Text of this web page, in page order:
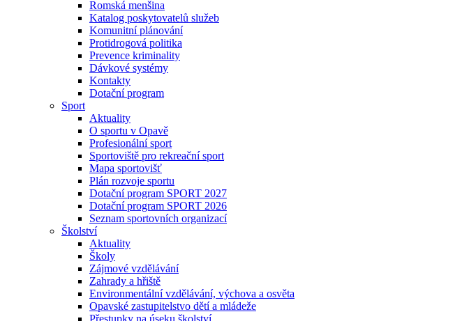
Romská menšina
Katalog poskytovatelů služeb
Komunitní plánování
Protidrogová politika
Prevence kriminality
Dávkové systémy
Kontakty
Dotační program
Sport
Aktuality
O sportu v Opavě
Profesionální sport
Sportoviště pro rekreační sport
Mapa sportovišť
Plán rozvoje sportu
Dotační program SPORT 2027
Dotační program SPORT 2026
Seznam sportovních organizací
Školství
Aktuality
Školy
Zájmové vzdělávání
Zahrady a hřiště
Environmentální vzdělávání, výchova a osvěta
Opavské zastupitelstvo dětí a mládeže